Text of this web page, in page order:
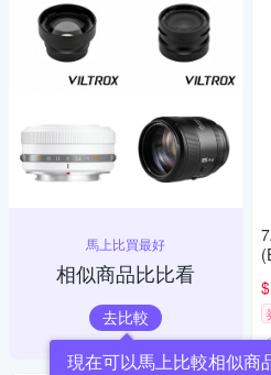
馬上比買最好
相似商品比比看
去比較
現在可以馬上比較相似商
$